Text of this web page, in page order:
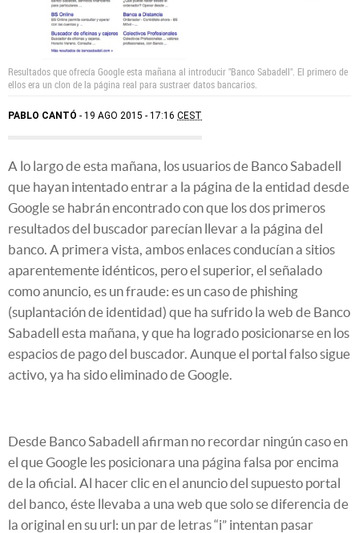
Resultados que ofrecía Google esta mañana al introducir "Banco Sabadell". El primero de
ellos era un clon de la página real para sustraer datos bancarios.
PABLO CANTÓ 19 AGO 2015 - 17:16 CEST
A lo largo de esta mañana, los usuarios de Banco Sabadell
que hayan intentado entrar a la página de la entidad desde
Google se habrán encontrado con que los dos primeros
resultados del buscador parecían llevar a la página del
banco. A primera vista, ambos enlaces conducían a sitios
aparentemente idénticos, pero el superior, el señalado
como anuncio, es un fraude: es un caso de phishing
(suplantación de identidad) que ha sufrido la web de Banco
Sabadell esta mañana, y que ha logrado posicionarse en los
espacios de pago del buscador. Aunque el portal falso sigue
activo, ya ha sido eliminado de Google.
Desde Banco Sabadell afirman no recordar ningún caso en
el que Google les posicionara una página falsa por encima
de la oficial. Al hacer clic en el anuncio del supuesto portal
del banco, éste llevaba a una web que solo se diferencia de
la original en su url: un par de letras “i” intentan pasar